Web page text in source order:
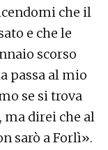
che il
e che le
scorso
passa al mio
se si trova
ma direi che al
sarò a Forlì».